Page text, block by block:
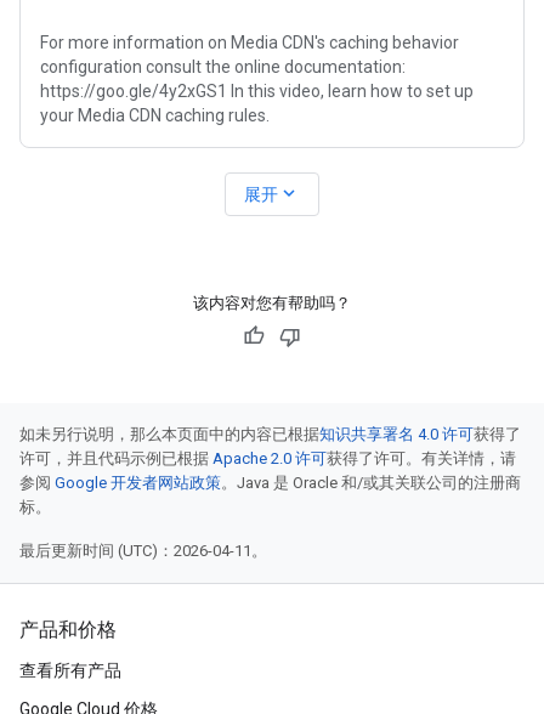
For more information on Media CDN's caching behavior
configuration consult the online documentation:
https://goo.gle/4y2xGS1 In this video, learn how to set up
your Media CDN caching rules.
展开 expand_more
该内容对您有帮助吗？
如未另行说明，那么本页面中的内容已根据知识共享署名 4.0 许可获得了
许可，并且代码示例已根据 Apache 2.0 许可获得了许可。有关详情，请
参阅 Google 开发者网站政策。Java 是 Oracle 和/或其关联公司的注册商
标。
最后更新时间 (UTC)：2026-04-11。
产品和价格
查看所有产品
Google Cloud 价格